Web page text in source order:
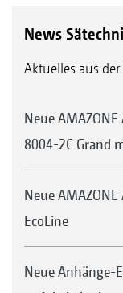
News
Aktuelles aus
Neue
8004-2C Grand
Neue
EcoLine
Neue Anhänge-